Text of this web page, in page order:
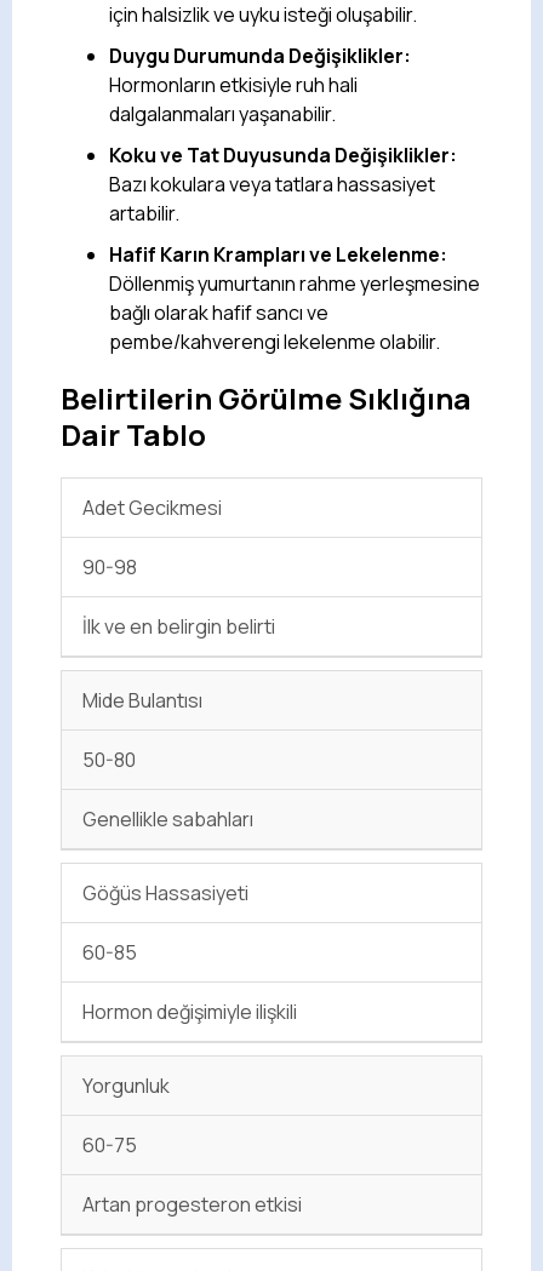
için halsizlik ve uyku isteği oluşabilir.
Duygu Durumunda Değişiklikler:
Hormonların etkisiyle ruh hali
dalgalanmaları yaşanabilir.
Koku ve Tat Duyusunda Değişiklikler:
Bazı kokulara veya tatlara hassasiyet
artabilir.
Hafif Karın Krampları ve Lekelenme:
Döllenmiş yumurtanın rahme yerleşmesine
bağlı olarak hafif sancı ve
pembe/kahverengi lekelenme olabilir.
Belirtilerin Görülme Sıklığına
Dair Tablo
Adet Gecikmesi
90-98
İlk ve en belirgin belirti
Mide Bulantısı
50-80
Genellikle sabahları
Göğüs Hassasiyeti
60-85
Hormon değişimiyle ilişkili
Yorgunluk
60-75
Artan progesteron etkisi